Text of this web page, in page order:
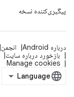
پیگیری‌کننده نسخه
درباره Android انجمن
بازخورد درباره سایت
Manage cookies